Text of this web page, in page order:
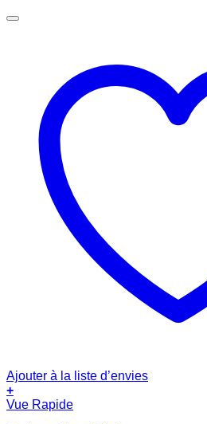
Ajouter à la liste d’envies
+
Vue Rapide